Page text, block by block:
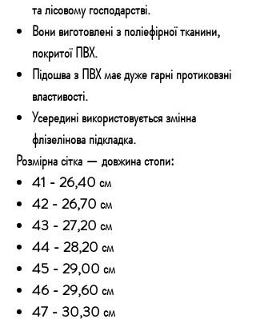
та лісовому господарстві.
Вони виготовлені з поліефірної тканини,
покритої ПВХ.
Підошва з ПВХ має дуже гарні протиковзні
властивості.
Усередині використовується змінна
флізелінова підкладка.
Розмірна сітка — довжина стопи:
41 - 26,40 см
42 - 26,70 см
43 - 27,20 см
44 - 28,20 см
45 - 29,00 см
46 - 29,60 см
47 - 30,30 см